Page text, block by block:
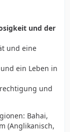
und der
und eine
ein Leben in
und
Bahai,
(Anglikanisch,